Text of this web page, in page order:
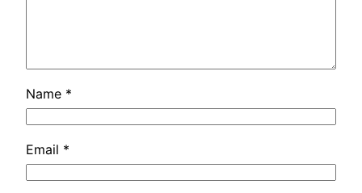
Name *
Email *